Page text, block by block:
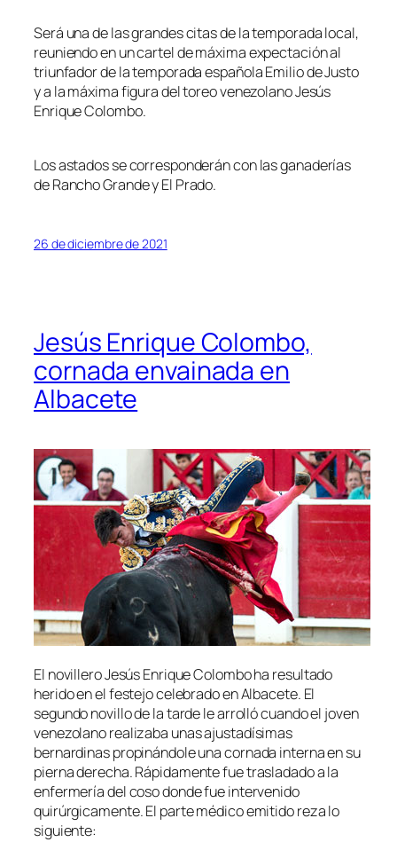
Será una de las grandes citas de la temporada local,
reuniendo en un cartel de máxima expectación al
triunfador de la temporada española Emilio de Justo
y a la máxima figura del toreo venezolano Jesús
Enrique Colombo.
Los astados se corresponderán con las ganaderías
de Rancho Grande y El Prado.
26 de diciembre de 2021
Jesús Enrique Colombo,
cornada envainada en
Albacete
El novillero Jesús Enrique Colombo ha resultado
herido en el festejo celebrado en Albacete. El
segundo novillo de la tarde le arrolló cuando el joven
venezolano realizaba unas ajustadísimas
bernardinas propinándole una cornada interna en su
pierna derecha. Rápidamente fue trasladado a la
enfermería del coso donde fue intervenido
quirúrgicamente. El parte médico emitido reza lo
siguiente: